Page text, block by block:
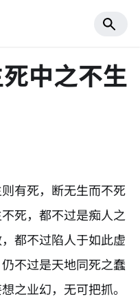
中之不生
有死，断无生而不死
死，都不过是痴人之
都不过陷人于如此虚
不过是天地同死之蠢
之业幻，无可把抓。